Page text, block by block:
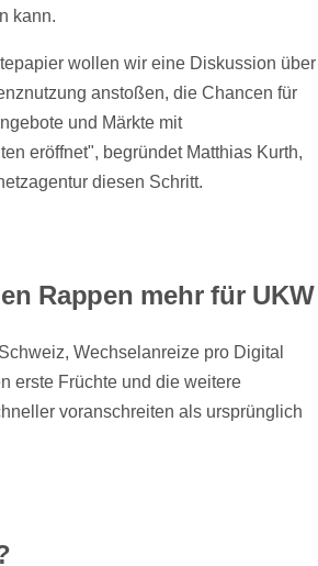
kann.
wollen wir eine Diskussion über
anstoßen, die Chancen für
und Märkte mit
eröffnet", begründet Matthias Kurth,
diesen Schritt.
Rappen mehr für UKW
Wechselanreize pro Digital
erste Früchte und die weitere
voranschreiten als ursprünglich